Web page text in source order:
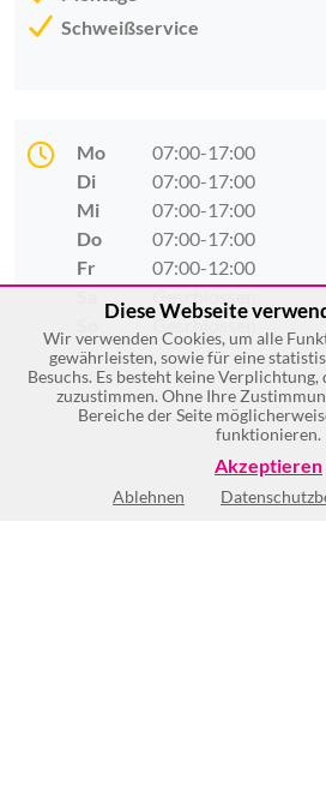
Schweißservice
Mo
07:00-17:00
Di
07:00-17:00
Mi
07:00-17:00
Do
07:00-17:00
Fr
07:00-12:00
Geschlossen
Diese Webseite
Wir verwenden Cookies, um alle
gewährleisten, sowie für eine
Besuchs. Es besteht keine
zuzustimmen. Ohne Ihre
Bereiche der Seite
funktionieren.
Akzeptieren
Ablehnen